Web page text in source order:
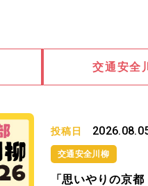
交通安全
投稿日
交通安全川柳
「思いやりの京